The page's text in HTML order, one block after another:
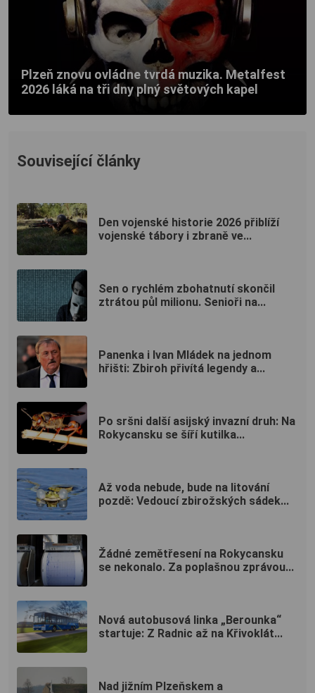
Plzeň znovu ovládne tvrdá muzika. Metalfest
2026 láká na tři dny plný světových kapel
Související články
Den vojenské historie 2026 přiblíží
vojenské tábory i zbraně ve...
Sen o rychlém zbohatnutí skončil
ztrátou půl milionu. Senioři na...
Panenka i Ivan Mládek na jednom
hřišti: Zbiroh přivítá legendy a...
Po sršni další asijský invazní druh: Na
Rokycansku se šíří kutilka...
Až voda nebude, bude na litování
pozdě: Vedoucí zbirožských sádek...
Žádné zemětřesení na Rokycansku
se nekonalo. Za poplašnou zprávou...
Nová autobusová linka „Berounka“
startuje: Z Radnic až na Křivoklát...
Nad jižním Plzeňskem a